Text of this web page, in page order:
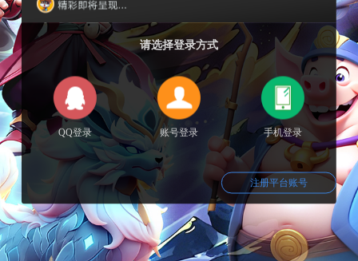
请选择登录方式
QQ登录 账号登录 手机登录
注册平台账号